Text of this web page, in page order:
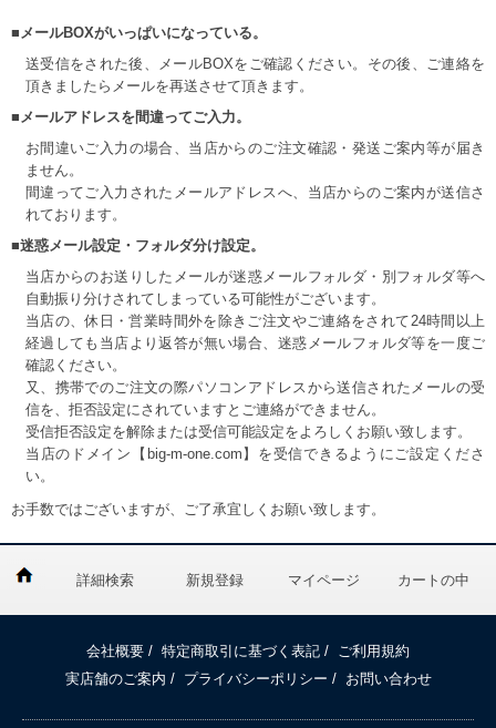
■メールBOXがいっぱいになっている。
送受信をされた後、メールBOXをご確認ください。その後、ご連絡を
頂きましたらメールを再送させて頂きます。
■メールアドレスを間違ってご入力。
お間違いご入力の場合、当店からのご注文確認・発送ご案内等が届き
ません。
間違ってご入力されたメールアドレスへ、当店からのご案内が送信さ
れております。
■迷惑メール設定・フォルダ分け設定。
当店からのお送りしたメールが迷惑メールフォルダ・別フォルダ等へ
自動振り分けされてしまっている可能性がございます。
当店の、休日・営業時間外を除きご注文やご連絡をされて24時間以上
経過しても当店より返答が無い場合、迷惑メールフォルダ等を一度ご
確認ください。
又、携帯でのご注文の際パソコンアドレスから送信されたメールの受
信を、拒否設定にされていますとご連絡ができません。
受信拒否設定を解除または受信可能設定をよろしくお願い致します。
当店のドメイン【big-m-one.com】を受信できるようにご設定くださ
い。
お手数ではございますが、ご了承宜しくお願い致します。
詳細検索 新規登録 マイページ カートの中
会社概要 / 特定商取引に基づく表記 /
ご利用規約
実店舗のご案内 / プライバシーポリシー / お問い合わせ